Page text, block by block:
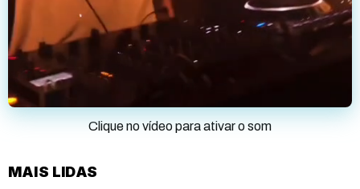
Clique no vídeo para ativar o som
MAIS LIDAS